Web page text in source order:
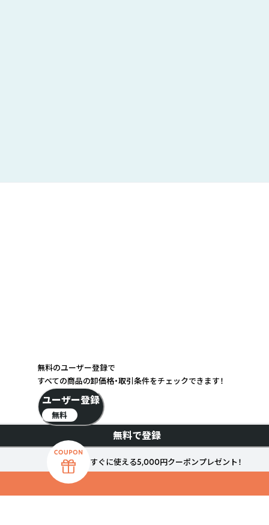
無料で登録
無料のユーザー登録で
すべての商品の卸価格・取引条件をチェックできます！
ユーザー登録
無料
すぐに使える5,000円クーポンプレゼント！